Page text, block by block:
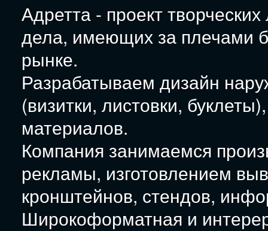
Адретта - проект
дела, имеющих за плечами
рынке.
Разрабатываем дизайн
(визитки, листовки,
материалов.
Компания занимаемся
рекламы, изготовлением
кронштейнов, стендов,
Широкоформатная и